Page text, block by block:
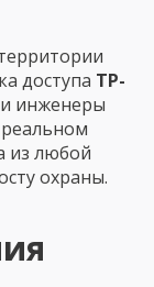
доступа TP-
инженеры
из любой
охраны.